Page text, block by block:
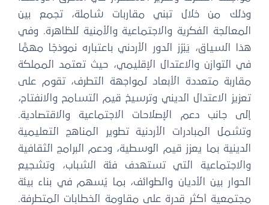
وذلك من خلال تبني مقاربات شاملة، تجمع بين
المعالجة الفكرية والاجتماعية والأمنية للظاهرة. وفي
هذا السياق، يَبْرُز الدور الأردني باعتباره نموذجًا مهمًّا
في التوازن والاعتدال الإقليمي، حيث تعتمد المملكة
مقاربة متعددة الأبعاد لمواجهة التطرف، تقوم على
تعزيز الاعتدال الديني وترسيخ قيم التسامح والانفتاح،
إلى جانب دعم الإصلاحات الاجتماعية والاقتصادية.
وتشمل المبادرات الأردنية تطوير المناهج التعليمية
الدينية بما يعزز قيم الوسطية، ودعم البرامج الثقافية
والاجتماعية التي تستهدف فئة الشباب، وتشجيع
الحوار بين الأديان والطوائف، بما يُسهم في بناء بيئة
مجتمعية أكثر قدرة على مقاومة الخطابات المتطرفة.